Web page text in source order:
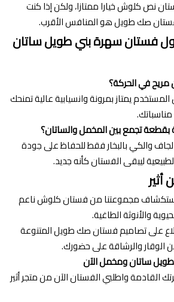
نص كلوش خيارا ممتازا، ولكن إذا كنت
صك طويل هو المنافس الأقرب.
فستان سهرة بني طويل ساتان
المستخدم يمتاز بمرونة وانسيابية عالية تمنحك
مناسباتك.
الجاف والكي بالبخار فقط للحفاظ على جودة
ليبقى الفستان كأنه جديد.
مجموعتنا من فستان كلوش ناعم
والأنوثة الطاغية.
على تصاميم فستان صك طويل المتنوعة
الوقار والرشاقة على حضورك.
ساتان ومخمل الآن
القادمة واطلبي الفستان الآن من متجر أثير